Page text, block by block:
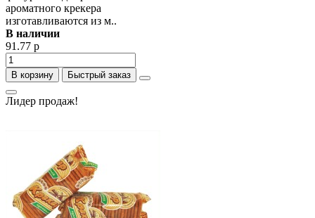
ароматного крекера
изготавливаются из м..
В наличии
91.77 р
В корзину Быстрый заказ
Лидер продаж!